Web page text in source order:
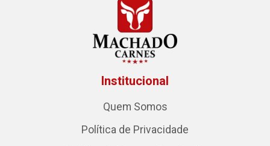
Institucional
Quem Somos
Política de Privacidade